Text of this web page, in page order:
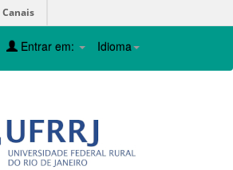
Canais
Idioma
Entrar em: